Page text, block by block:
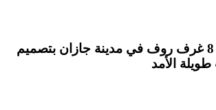
للبيع شقة تمليك 8 غرف روف في مدينة جازان بتصميم
الأمد